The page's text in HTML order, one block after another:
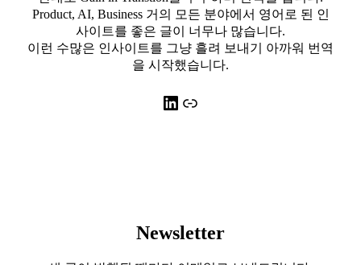
Product, AI, Business 거의 모든 분야에서 영어로 된 인
사이트를 좋은 글이 너무나 많습니다.
이런 수많은 인사이트를 그냥 흘려 보내기 아까워 번역
을 시작했습니다.
LinkedIn
링크
Newsletter